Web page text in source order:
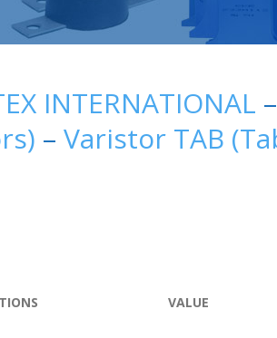
INTERNATIONAL –
– Varistor TAB
VALUE